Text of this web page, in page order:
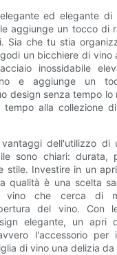
ed elegante
aggiunge un tocco di
Sia che tu stia
un bicchiere di vino
inossidabile
e aggiunge un
design senza tempo
alla collezione
dell'utilizzo
sono chiari: durata,
stile. Investire in un
qualità è una scelta
vino che cerca di
del vino. Con
elegante, un apri
l'accessorio
di vino una delizia da